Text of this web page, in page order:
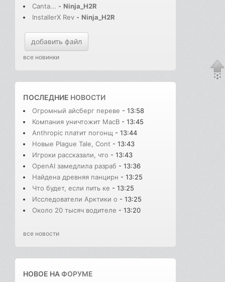
Canta... - Ninja_H2R
InstallerX Rev - Ninja_H2R
добавить файл
все новинки
ПОСЛЕДНИЕ НОВОСТИ
Огромный айсберг переве - 13:58
Компания уничтожит MacB - 13:45
Anthropic платит погонщ - 13:44
Новые Plague Tale, Cont - 13:43
Игроки рассказали, что - 13:43
OpenAI замедлила разраб - 13:36
Найдена древняя панцирн - 13:25
Что будет, если пить ке - 13:25
Исследователи Арктики о - 13:25
Около 20 тысяч водителе - 13:20
все новости
НОВОЕ НАФОРУМЕ